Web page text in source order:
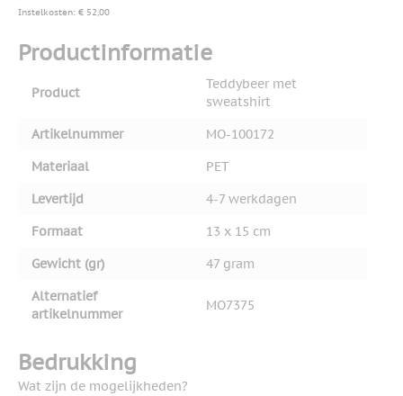
Instelkosten: € 52,00
Productinformatie
Product
Teddybeer met
sweatshirt
Artikelnummer
MO-100172
Materiaal
PET
Levertijd
4-7 werkdagen
Formaat
13 x 15 cm
Gewicht (gr)
47 gram
Alternatief
artikelnummer
MO7375
Bedrukking
Wat zijn de mogelijkheden?